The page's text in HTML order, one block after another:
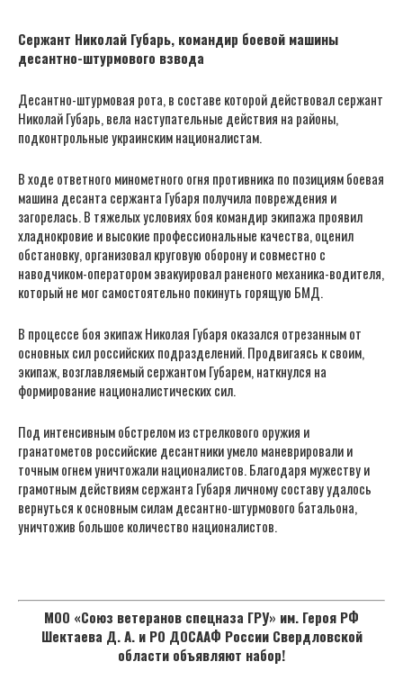
Сержант Николай Губарь, командир боевой машины
десантно-штурмового взвода
Десантно-штурмовая рота, в составе которой действовал сержант
Николай Губарь, вела наступательные действия на районы,
подконтрольные украинским националистам.
В ходе ответного минометного огня противника по позициям боевая
машина десанта сержанта Губаря получила повреждения и
загорелась. В тяжелых условиях боя командир экипажа проявил
хладнокровие и высокие профессиональные качества, оценил
обстановку, организовал круговую оборону и совместно с
наводчиком-оператором эвакуировал раненого механика-водителя,
который не мог самостоятельно покинуть горящую БМД.
В процессе боя экипаж Николая Губаря оказался отрезанным от
основных сил российских подразделений. Продвигаясь к своим,
экипаж, возглавляемый сержантом Губарем, наткнулся на
формирование националистических сил.
Под интенсивным обстрелом из стрелкового оружия и
гранатометов российские десантники умело маневрировали и
точным огнем уничтожали националистов. Благодаря мужеству и
грамотным действиям сержанта Губаря личному составу удалось
вернуться к основным силам десантно-штурмового батальона,
уничтожив большое количество националистов.
МОО «Союз ветеранов спецназа ГРУ» им. Героя РФ
Шектаева Д. А. и РО ДОСААФ России Свердловской
области объявляют набор!